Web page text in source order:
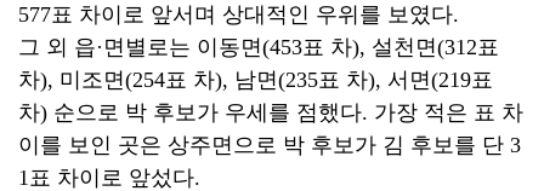
577표 차이로 앞서며 상대적인 우위를 보였다.
그 외 읍·면별로는 이동면(453표 차), 설천면(312표
차), 미조면(254표 차), 남면(235표 차), 서면(219표
차) 순으로 박 후보가 우세를 점했다. 가장 적은 표 차
이를 보인 곳은 상주면으로 박 후보가 김 후보를 단 3
1표 차이로 앞섰다.